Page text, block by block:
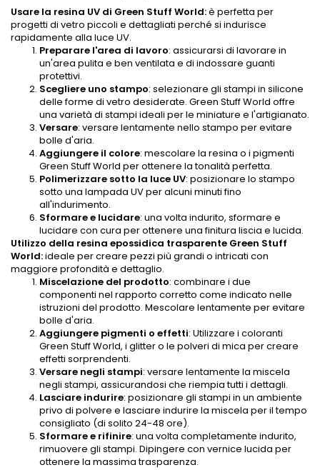
Usare la resina UV di Green Stuff World:è perfetta per
progetti di vetro piccoli e dettagliati perché si indurisce
rapidamente alla luce UV.
Preparare l'area di lavoro: assicurarsi di lavorare in
un'area pulita e ben ventilata e di indossare guanti
protettivi.
Scegliere uno stampo: selezionare gli stampi in silicone
delle forme di vetro desiderate. Green Stuff World offre
una varietà di stampi ideali per le miniature e l'artigianato.
Versare: versare lentamente nello stampo per evitare
bolle d'aria.
Aggiungere il colore: mescolare la resina o i pigmenti
Green Stuff World per ottenere la tonalità perfetta.
Polimerizzare sotto la luce UV: posizionare lo stampo
sotto una lampada UV per alcuni minuti fino
all'indurimento.
Sformare e lucidare: una volta indurito, sformare e
lucidare con cura per ottenere una finitura liscia e lucida.
Utilizzo della resina epossidica trasparente Green Stuff
World:ideale per creare pezzi più grandi o intricati con
maggiore profondità e dettaglio.
Miscelazione del prodotto: combinare i due
componenti nel rapporto corretto come indicato nelle
istruzioni del prodotto. Mescolare lentamente per evitare
bolle d'aria.
Aggiungere pigmenti o effetti: Utilizzare i coloranti
Green Stuff World, i glitter o le polveri di mica per creare
effetti sorprendenti.
Versare negli stampi: versare lentamente la miscela
negli stampi, assicurandosi che riempia tutti i dettagli.
Lasciare indurire: posizionare gli stampi in un ambiente
privo di polvere e lasciare indurire la miscela per il tempo
consigliato (di solito 24-48 ore).
Sformare e rifinire: una volta completamente indurito,
rimuovere gli stampi. Dipingere con vernice lucida per
ottenere la massima trasparenza.